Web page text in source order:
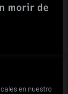
morir de
en nuestro